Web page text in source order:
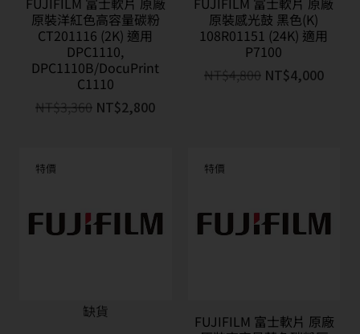
原裝洋紅色高容量碳粉
CT201116 (2K) 適用
DPC1110,
DPC1110B/DocuPrint
C1110
NT$3,360 NT$2,800
原裝感光鼓 黑色(K)
108R01151 (24K) 適用
P7100
NT$4,800 NT$4,000
特價
缺貨
特價
FUJIFILM 富士軟片 原廠